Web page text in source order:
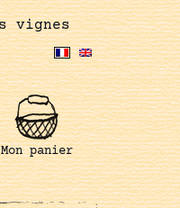
vignes
Mon panier